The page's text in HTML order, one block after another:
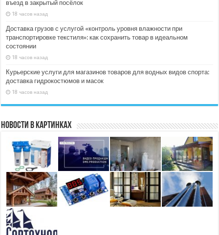
въезд в закрытый посёлок
18 часов назад
Доставка грузов с услугой «контроль уровня влажности при
транспортировке текстиля»: как сохранить товар в идеальном
состоянии
18 часов назад
Курьерские услуги для магазинов товаров для водных видов спорта:
доставка гидрокостюмов и масок
18 часов назад
Новости в картинках